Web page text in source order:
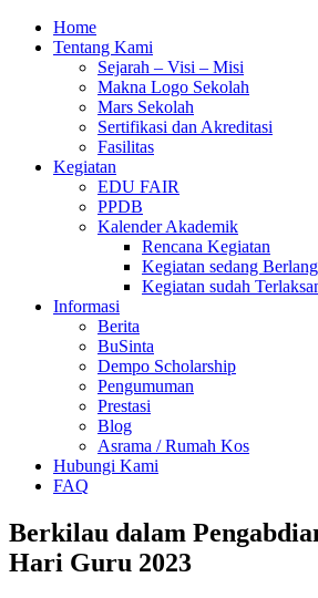
Home
Tentang Kami
Sejarah – Visi – Misi
Makna Logo Sekolah
Mars Sekolah
Sertifikasi dan Akreditasi
Fasilitas
Kegiatan
EDU FAIR
PPDB
Kalender Akademik
Rencana Kegiatan
Kegiatan sedang
Kegiatan sudah
Informasi
Berita
BuSinta
Dempo Scholarship
Pengumuman
Prestasi
Blog
Asrama / Rumah Kos
Hubungi Kami
FAQ
Berkilau dalam
Hari Guru 2023